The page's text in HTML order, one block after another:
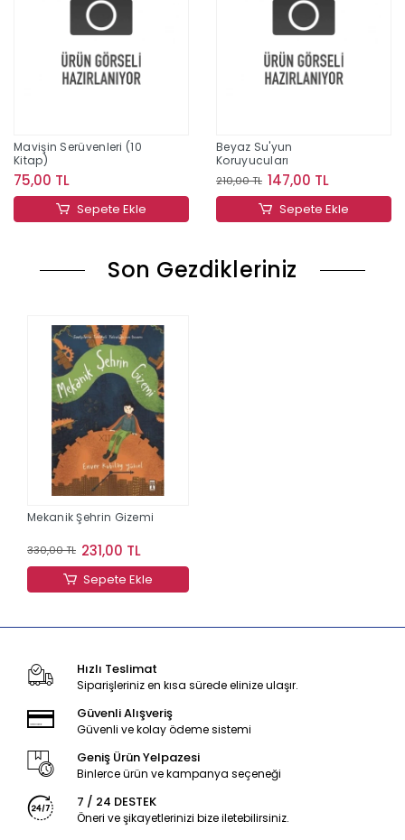
Mavişin Serüvenleri (10
Kitap)
75,00 TL
Sepete Ekle
Beyaz Su'yun
Koruyucuları
210,00 TL 147,00 TL
Sepete Ekle
Son Gezdikleriniz
Mekanik Şehrin Gizemi
330,00 TL 231,00 TL
Sepete Ekle
Hızlı Teslimat
Siparişleriniz en kısa sürede elinize ulaşır.
Güvenli Alışveriş
Güvenli ve kolay ödeme sistemi
Geniş Ürün Yelpazesi
Binlerce ürün ve kampanya seçeneği
7 / 24 DESTEK
Öneri ve şikayetlerinizi bize iletebilirsiniz.